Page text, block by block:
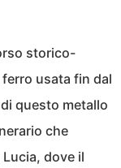
storico-
usata fin dal
questo metallo
che
dove il